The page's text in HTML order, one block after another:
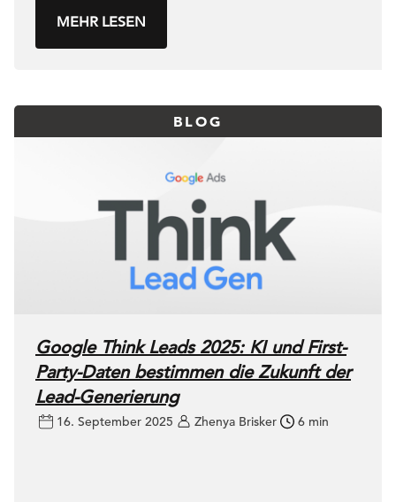
MEHR LESEN
BLOG
Google Think Leads 2025: KI und First-
Party-Daten bestimmen die Zukunft der
Lead-Generierung
16. September 2025 Zhenya Brisker 6 min